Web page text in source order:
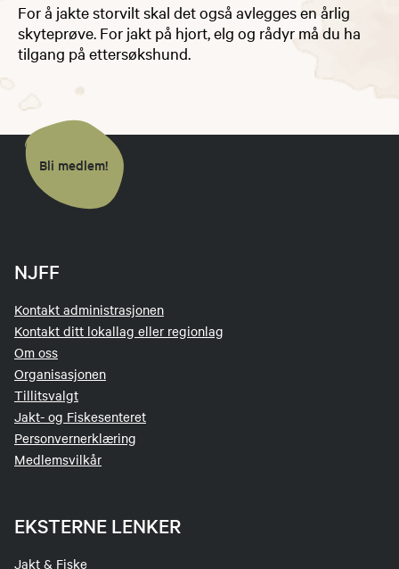
For å jakte storvilt skal det også avlegges en årlig
skyteprøve. For jakt på hjort, elg og rådyr må du ha
tilgang på ettersøkshund.
Bli medlem!
NJFF
Kontakt administrasjonen
Kontakt ditt lokallag eller regionlag
Om oss
Organisasjonen
Tillitsvalgt
Jakt- og Fiskesenteret
Personvernerklæring
Medlemsvilkår
EKSTERNE LENKER
Jakt & Fiske